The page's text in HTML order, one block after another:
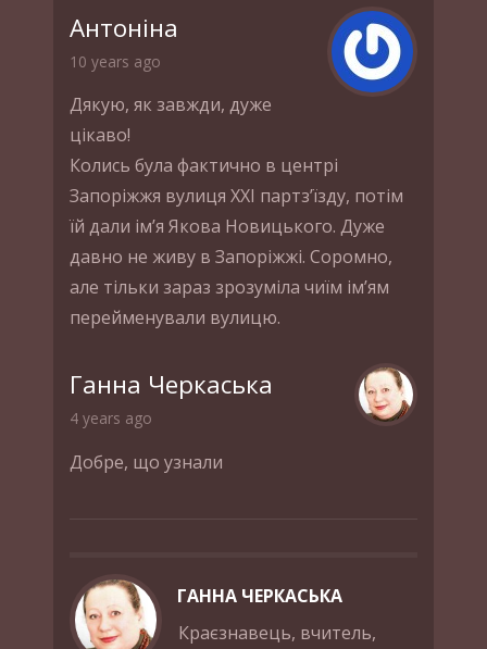
Антоніна
10 years ago
Дякую, як завжди, дуже
цікаво!
Колись була фактично в центрі
Запоріжжя вулиця XXI партз’їзду, потім
їй дали ім’я Якова Новицького. Дуже
давно не живу в Запоріжжі. Соромно,
але тільки зараз зрозуміла чиїм ім’ям
перейменували вулицю.
Ганна Черкаська
4 years ago
Добре, що узнали
ГАННА ЧЕРКАСЬКА
Краєзнавець, вчитель,